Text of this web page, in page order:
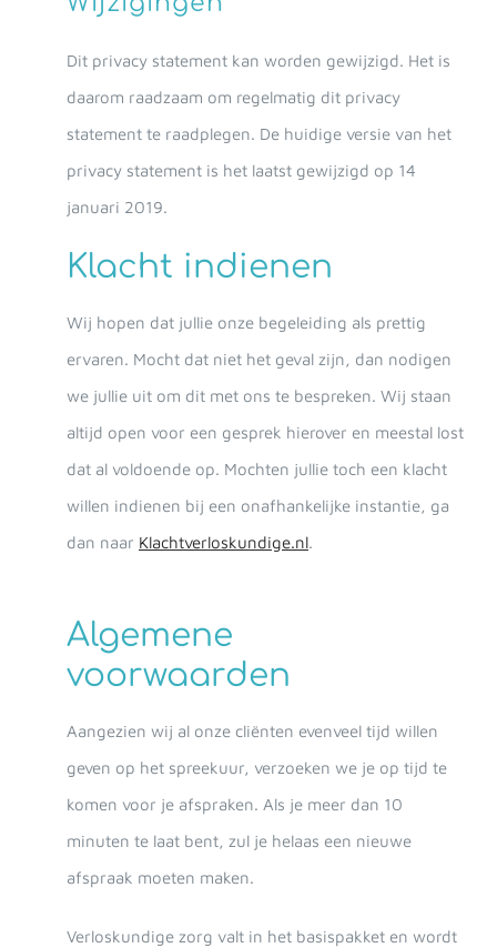
Dit privacy statement kan worden gewijzigd. Het is
daarom raadzaam om regelmatig dit privacy
statement te raadplegen. De huidige versie van het
privacy statement is het laatst gewijzigd op 14
januari 2019.
Klacht indienen
Wij hopen dat jullie onze begeleiding als prettig
ervaren. Mocht dat niet het geval zijn, dan nodigen
we jullie uit om dit met ons te bespreken. Wij staan
altijd open voor een gesprek hierover en meestal lost
dat al voldoende op. Mochten jullie toch een klacht
willen indienen bij een onafhankelijke instantie, ga
dan naar Klachtverloskundige.nl.
Algemene
voorwaarden
Aangezien wij al onze cliënten evenveel tijd willen
geven op het spreekuur‚ verzoeken we je op tijd te
komen voor je afspraken. Als je meer dan 10
minuten te laat bent‚ zul je helaas een nieuwe
afspraak moeten maken.
Verloskundige zorg valt in het basispakket en wordt